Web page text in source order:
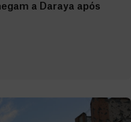
a Daraya após